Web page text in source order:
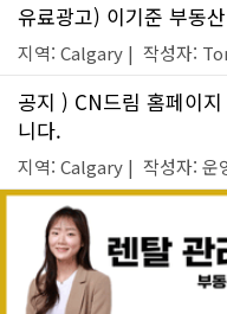
유료광고) 이기준 부동산
지역: Calgary | 작성자:
공지 ) CN드림 홈페이
니다.
지역: Calgary | 작성자: 운